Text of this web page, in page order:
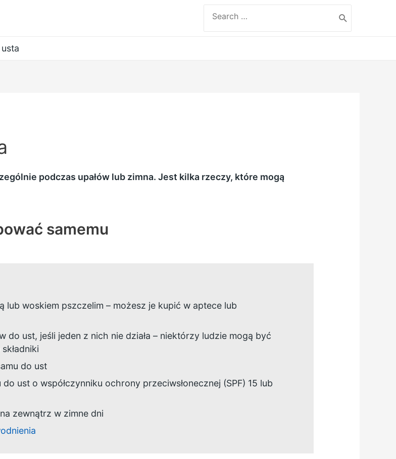
for:
podczas upałów lub zimna. Jest kilka rzeczy, które mogą
samemu
lub woskiem pszczelim – możesz je kupić w aptece lub
do ust, jeśli jeden z nich nie działa – niektórzy ludzie mogą być
do ust
ust o współczynniku ochrony przeciwsłonecznej (SPF) 15 lub
zewnątrz w zimne dni